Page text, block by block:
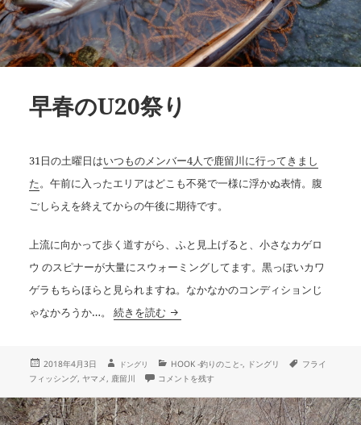
早春のU20祭り
31日の土曜日はいつものメンバー4人で鹿留川に行ってきまし
た。午前に入ったエリアはどこも不発で一様に浮かぬ表情。腹
ごしらえを終えてからの午後に期待です。
上流に向かって歩く道すがら、ふと見上げると、小さなカゲロ
ウ のスピナーが大量にスウォーミングしてます。黒っぽいカワ
ゲラもちらほらと見られますね。なかなかのコンディションじ
ゃなかろうか…。 続きを読む 早春のU20祭り
投
日:
2018年4月3日
作
成
者
ドングリ
カ
ゴ
ー
HOOK -釣りのこと-, ドングリ
タ
フライ
フィッシング, ヤマメ, 鹿留川 早春のU20祭り に
コメントを残す